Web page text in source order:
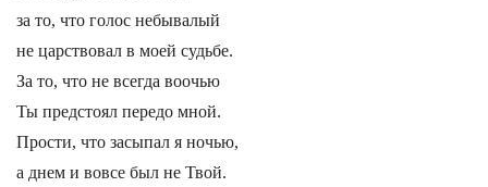
за то, что голос небывалый
не царствовал в моей судьбе.
За то, что не всегда воочью
Ты предстоял передо мной.
Прости, что засыпал я ночью,
а днем и вовсе был не Твой.